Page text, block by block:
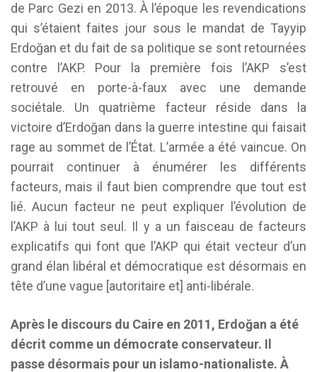
de Parc Gezi en 2013. À l’époque les revendications
qui s’étaient faites jour sous le mandat de Tayyip
Erdoğan et du fait de sa politique se sont retournées
contre l’AKP. Pour la première fois l’AKP s’est
retrouvé en porte-à-faux avec une demande
sociétale. Un quatrième facteur réside dans la
victoire d’Erdoğan dans la guerre intestine qui faisait
rage au sommet de l’État. L’armée a été vaincue. On
pourrait continuer à énumérer les différents
facteurs, mais il faut bien comprendre que tout est
lié. Aucun facteur ne peut expliquer l’évolution de
l’AKP à lui tout seul. Il y a un faisceau de facteurs
explicatifs qui font que l’AKP qui était vecteur d’un
grand élan libéral et démocratique est désormais en
tête d’une vague [autoritaire et] anti-libérale.
Après le discours du Caire en 2011, Erdoğan a été
décrit comme un démocrate conservateur. Il
passe désormais pour un islamo-nationaliste. À